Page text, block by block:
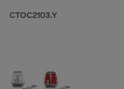
CTOC2103.Y